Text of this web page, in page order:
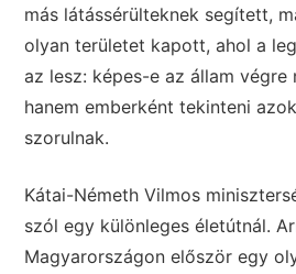
más látássérülteknek segített,
olyan területet kapott, ahol a
az lesz: képes-e az állam végre
hanem emberként tekinteni
szorulnak.
Kátai-Németh Vilmos
szól egy különleges életútnál.
Magyarországon először egy